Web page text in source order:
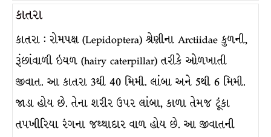
કાતરા
કાતરા : રોમપક્ષ (Lepidoptera) શ્રેણીના Arctiidae કુળની,
રૂંછાંવાળી ઇયળ (hairy caterpillar) તરીકે ઓળખાતી
જીવાત. આ કાતરા 3થી 40 મિમી. લાંબા અને 5થી 6 મિમી.
જાડા હોય છે. તેના શરીર ઉપર લાંબા, કાળા તેમજ ટૂંકા
તપખીરિયા રંગના જથ્થાદાર વાળ હોય છે. આ જીવાતની